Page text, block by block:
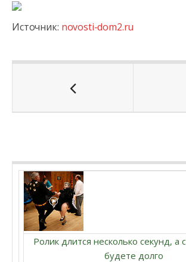
Источник: novosti-dom2.ru
Ролик длится несколько секунд, а
будете долго